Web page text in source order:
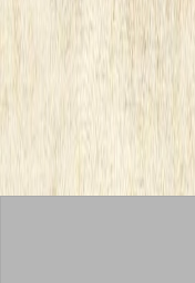
SKIP TO CONTENT